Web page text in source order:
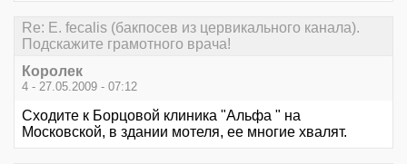
Re: E. fecalis (бакпосев из цервикального канала).
Подскажите грамотного врача!
Королек
4 - 27.05.2009 - 07:12
Сходите к Борцовой клиника "Альфа " на
Московской, в здании мотеля, ее многие хвалят.